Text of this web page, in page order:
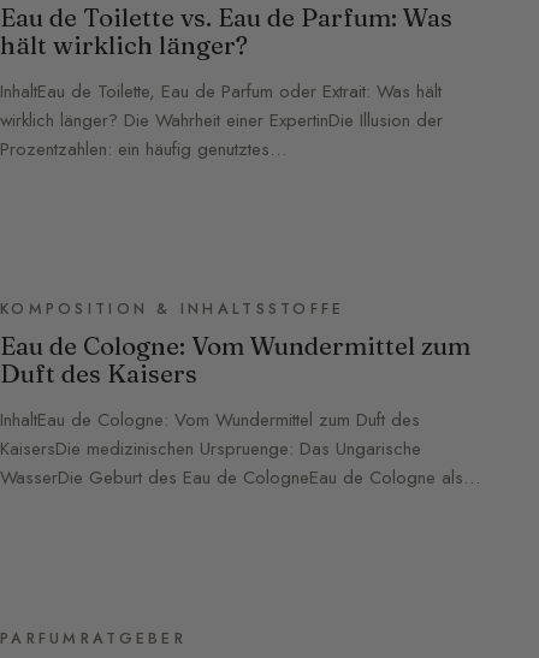
Eau de Toilette vs. Eau de Parfum: Was
hält wirklich länger?
InhaltEau de Toilette, Eau de Parfum oder Extrait: Was hält
wirklich länger? Die Wahrheit einer ExpertinDie Illusion der
Prozentzahlen: ein häufig genutztes…
KOMPOSITION & INHALTSSTOFFE
Eau de Cologne: Vom Wundermittel zum
Duft des Kaisers
InhaltEau de Cologne: Vom Wundermittel zum Duft des
KaisersDie medizinischen Urspruenge: Das Ungarische
WasserDie Geburt des Eau de CologneEau de Cologne als…
PARFUMRATGEBER